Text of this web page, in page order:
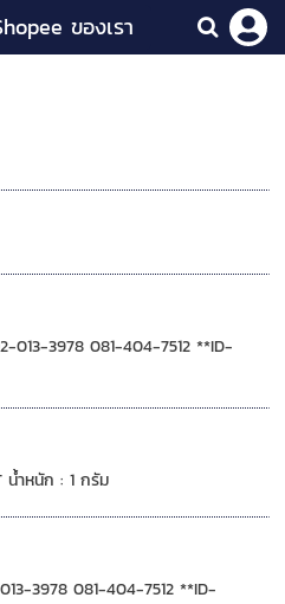
ของเรา
013-3978 081-404-7512 **ID-
น้ำหนัก : 1 กรัม
3978 081-404-7512 **ID-